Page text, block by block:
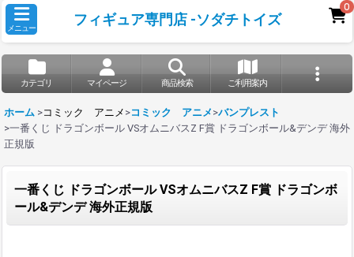
メニュー
フィギュア専門店 -ソダチトイズ
0
カテゴリ マイページ 商品検索 ご利用案内
ホーム >コミック アニメ >コミック アニメ >バンプレスト
>一番くじ ドラゴンボール VSオムニバスZ F賞 ドラゴンボール&デンデ 海外
正規版
一番くじ ドラゴンボール VSオムニバスZ F賞 ドラゴンボ
ール&デンデ 海外正規版